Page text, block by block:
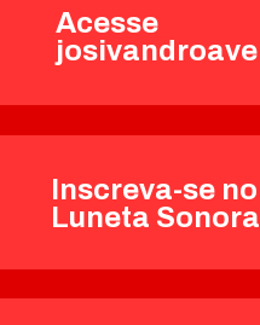
Inscreva-se no
Luneta Sonora
Acesse